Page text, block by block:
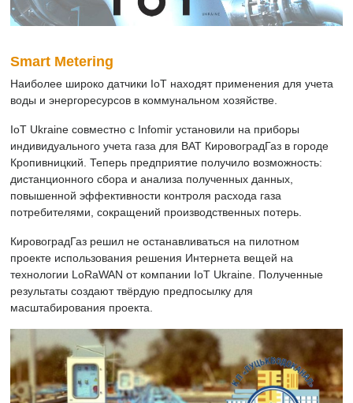
Smart Metering
Наиболее широко датчики IoT находят применения для учета
воды и энергоресурсов в коммунальном хозяйстве.
IoT Ukraine совместно с Infomir установили на приборы
индивидуального учета газа для ВАТ КировоградГаз в городе
Кропивницкий. Теперь предприятие получило возможность:
дистанционного сбора и анализа полученных данных,
повышенной эффективности контроля расхода газа
потребителями, сокращений производственных потерь.
КировоградГаз решил не останавливаться на пилотном
проекте использования решения Интернета вещей на
технологии LoRaWAN от компании IoT Ukraine. Полученные
результаты создают твёрдую предпосылку для
масштабирования проекта.